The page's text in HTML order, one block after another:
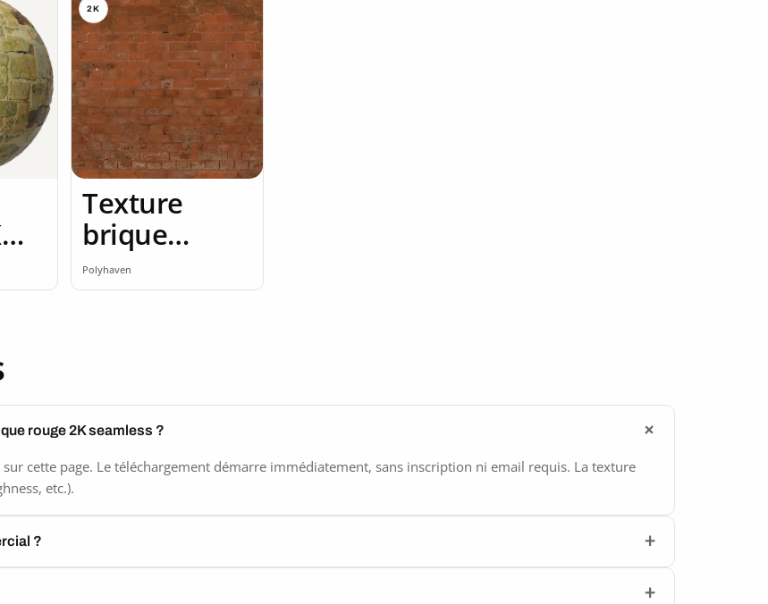
2K
Texture
brique
brique rouge
2K
Polyhaven
rouge 2K seamless ?
cette page. Le téléchargement démarre immédiatement, sans inscription ni email requis. La texture
etc.).
?